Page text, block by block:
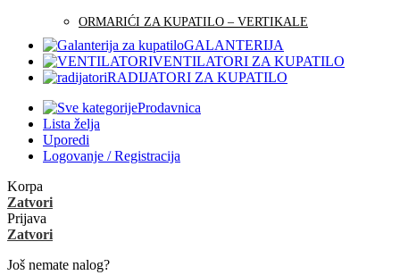
ORMARIĆI ZA KUPATILO – VERTIKALE
GALANTERIJA
VENTILATORI ZA KUPATILO
RADIJATORI ZA KUPATILO
Prodavnica
Lista želja
Uporedi
Logovanje / Registracija
Korpa
Zatvori
Prijava
Zatvori
Još nemate nalog?